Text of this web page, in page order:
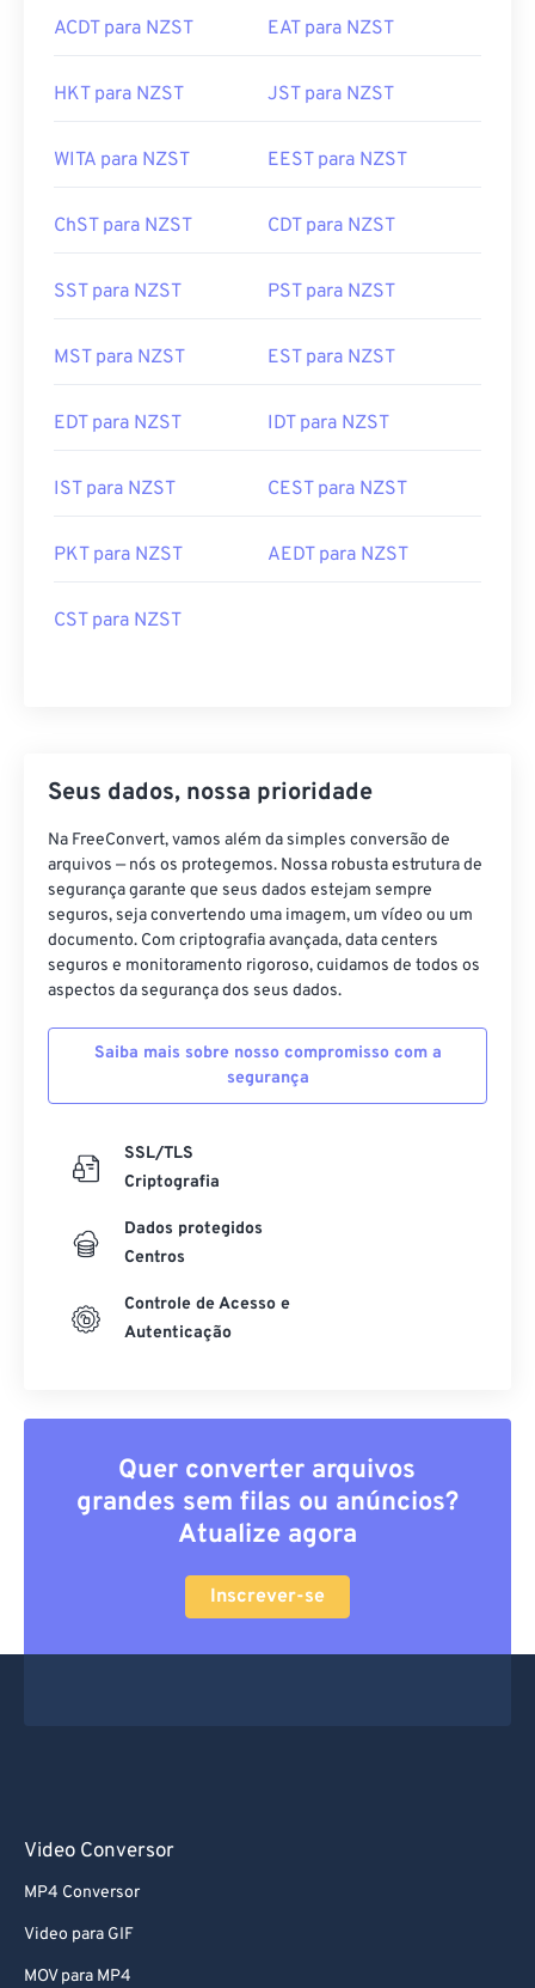
ACDT para NZST EAT para NZST
HKT para NZST JST para NZST
WITA para NZST EEST para NZST
ChST para NZST CDT para NZST
SST para NZST PST para NZST
MST para NZST EST para NZST
EDT para NZST IDT para NZST
IST para NZST CEST para NZST
PKT para NZST AEDT para NZST
CST para NZST
Seus dados, nossa prioridade
Na FreeConvert, vamos além da simples conversão de
arquivos — nós os protegemos. Nossa robusta estrutura de
segurança garante que seus dados estejam sempre
seguros, seja convertendo uma imagem, um vídeo ou um
documento. Com criptografia avançada, data centers
seguros e monitoramento rigoroso, cuidamos de todos os
aspectos da segurança dos seus dados.
Saiba mais sobre nosso compromisso com a
segurança
SSL/TLS
Criptografia
Dados protegidos
Centros
Controle de Acesso e
Autenticação
Quer converter arquivos
grandes sem filas ou anúncios?
Atualize agora
Inscrever-se
Video Conversor
MP4 Conversor
Video para GIF
MOV para MP4